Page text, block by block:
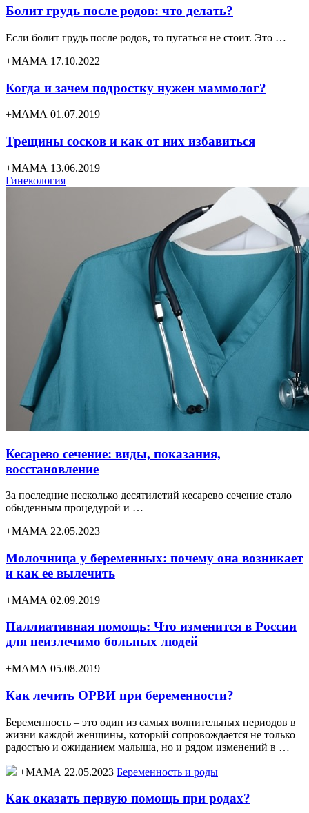
Болит грудь после родов: что делать?
Если болит грудь после родов, то пугаться не стоит. Это …
+МАМА 17.10.2022
Когда и зачем подростку нужен маммолог?
+МАМА 01.07.2019
Трещины сосков и как от них избавиться
+МАМА 13.06.2019
Гинекология
Кесарево сечение: виды, показания,
восстановление
За последние несколько десятилетий кесарево сечение стало
обыденным процедурой и …
+МАМА 22.05.2023
Молочница у беременных: почему она возникает
и как ее вылечить
+МАМА 02.09.2019
Паллиативная помощь: Что изменится в России
для неизлечимо больных людей
+МАМА 05.08.2019
Как лечить ОРВИ при беременности?
Беременность – это один из самых волнительных периодов в
жизни каждой женщины, который сопровождается не только
радостью и ожиданием малыша, но и рядом изменений в …
+МАМА 22.05.2023 Беременность и роды
Как оказать первую помощь при родах?